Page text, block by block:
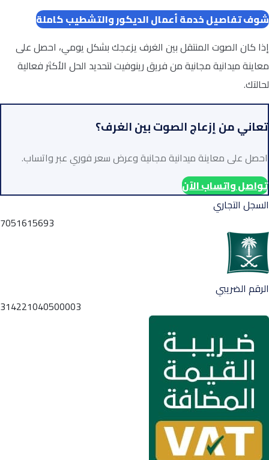
شوف تفاصيل خدمة أعمال الديكور والتشطيب كاملة
إذا كان الصوت المنتقل بين الغرف يزعجك بشكل يومي، احصل على
معاينة ميدانية مجانية من فريق رينوفيت لتحديد الحل الأكثر فعالية
لحالتك.
تعاني من إزعاج الصوت بين الغرف؟
احصل على معاينة ميدانية مجانية وعرض سعر فوري عبر واتساب.
تواصل واتساب الآن
السجل التجاري
7051615693
الرقم الضريبي
314221040500003